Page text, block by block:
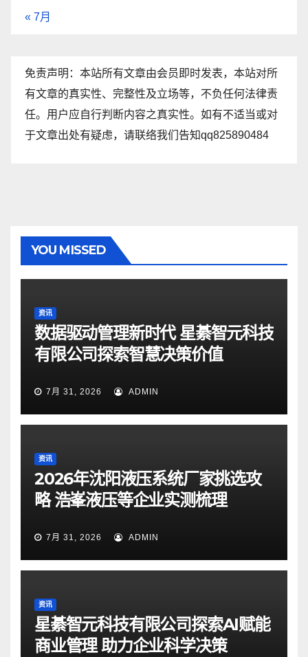
« 7月
免责声明：本站所有文章由会员即时发表，本站对所
有文章的真实性、完整性及立场等，不负任何法律责
任。用户应自行判断内容之真实性。如有不适当或对
于文章出处有疑虑，请联络我们告知qq825890484
YOU MISSED
资讯
数据驱动管理新时代 星綦智元科技
有限公司探索智慧决策价值
7月 31, 2026 ADMIN
资讯
2026年沈阳液压系统厂家挑选攻
略 浩峯液压等企业实测梳理
7月 31, 2026 ADMIN
资讯
星綦智元科技有限公司探索AI赋能
商业管理 助力企业科学决策